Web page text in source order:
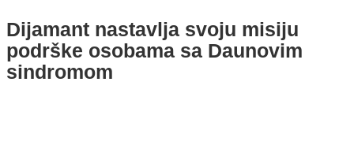
Dijamant nastavlja svoju misiju
podrške osobama sa Daunovim
sindromom